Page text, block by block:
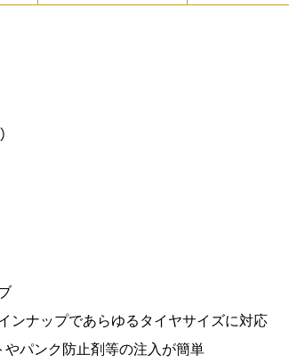
ンナップであらゆるタイヤサイズに対応
やパンク防止剤等の注入が簡単